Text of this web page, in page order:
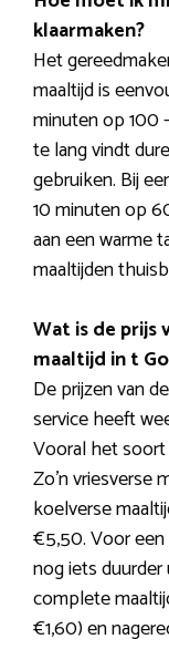
klaarmaken?
Het
maaltijd is
minuten op 100
te lang vindt
gebruiken. Bij
10 minuten op
aan een warme
maaltijden
Wat is de prijs
maaltijd in t
De prijzen van
service heeft
Vooral het
Zo’n vriesverse
koelverse
€5,50. Voor
nog iets
complete
€1,60) en